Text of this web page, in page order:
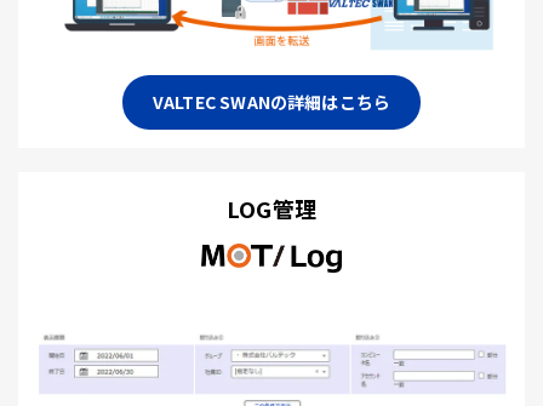
VALTEC SWANの詳細はこちら
LOG管理